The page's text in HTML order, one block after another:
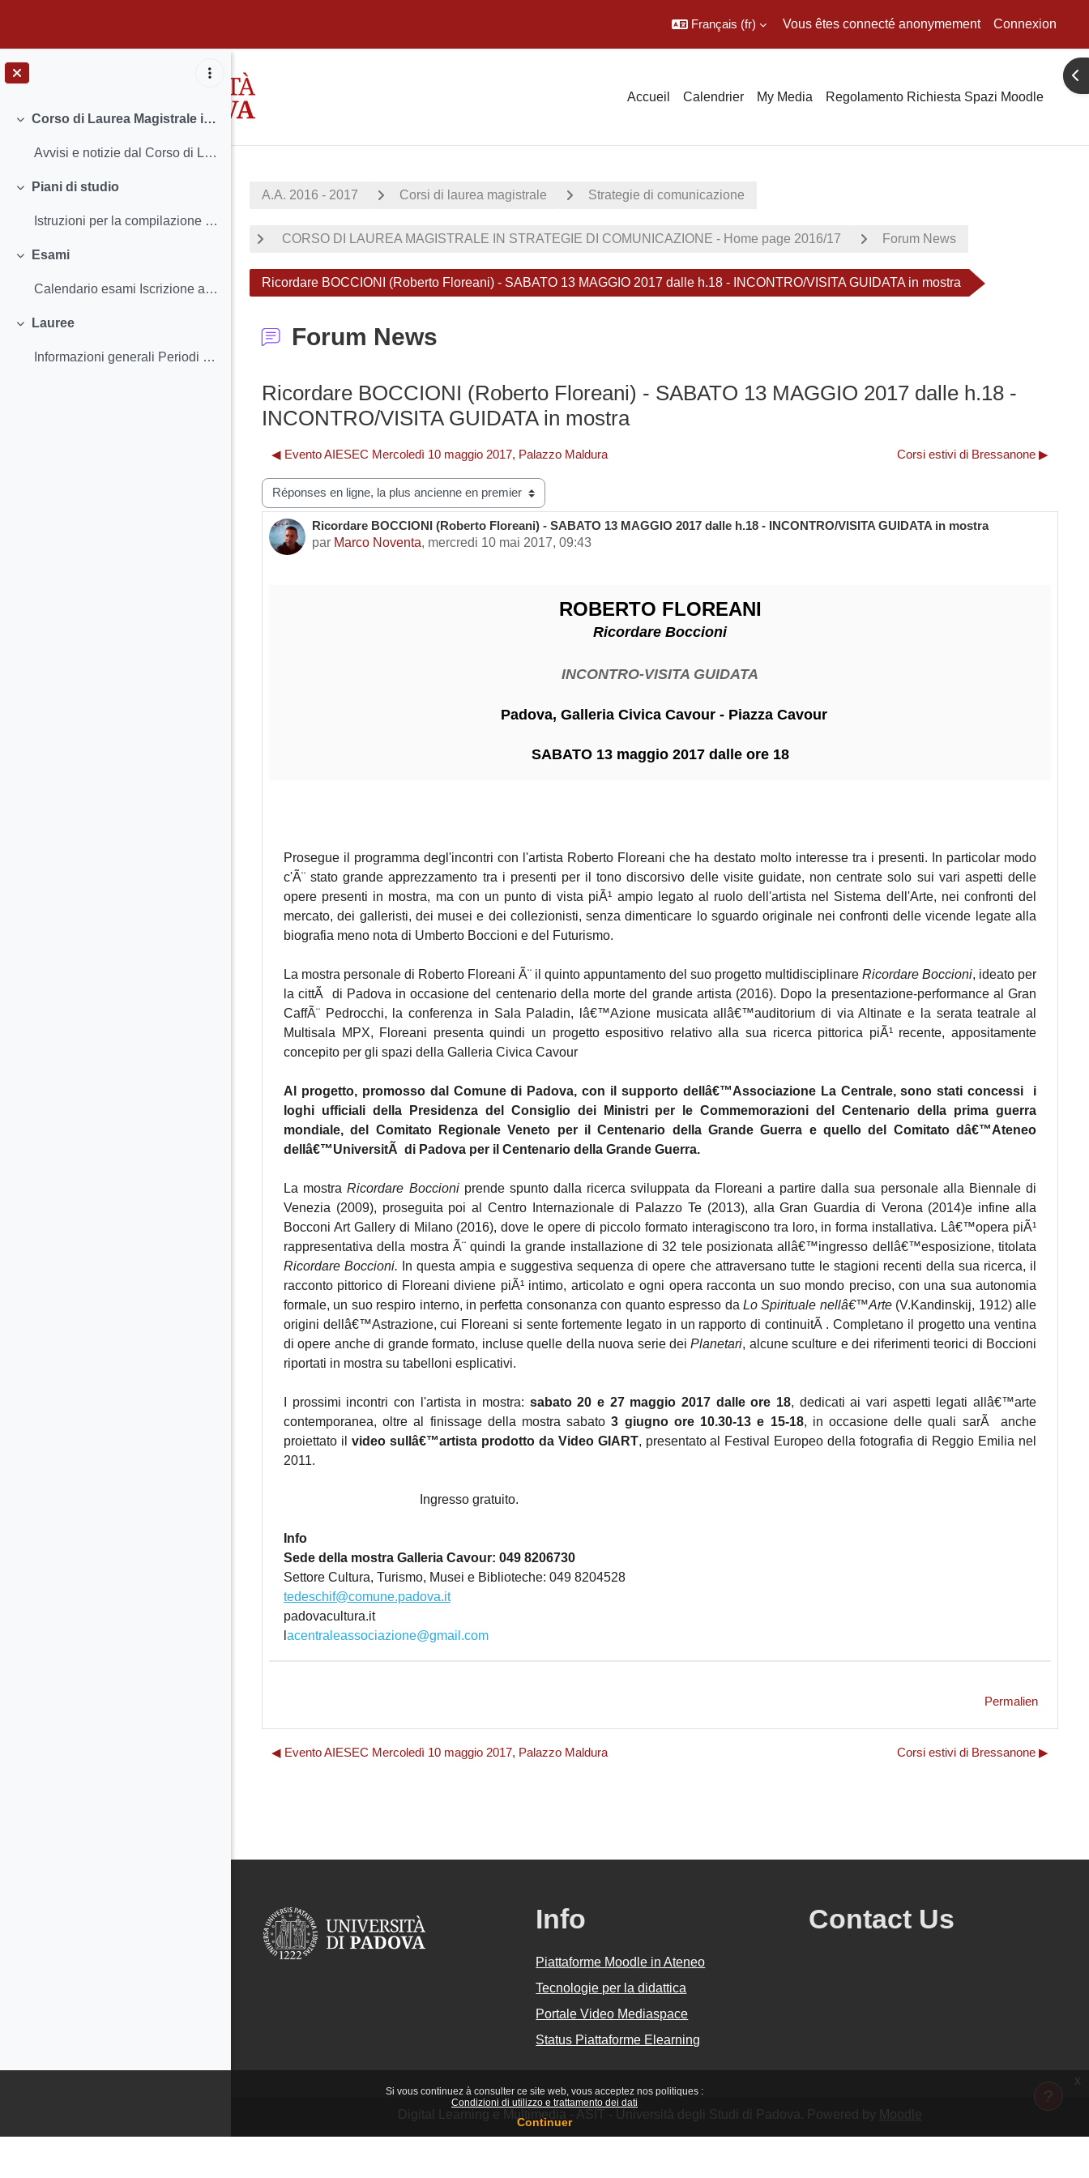
Si vous continuez à consulter ce site web, vous acceptez nos politiques :
Condizioni di utilizzo e trattamento dei dati
Continuer
x
Français ‎(fr)‎ Vous êtes connecté anonymement Connexion
Accueil Calendrier My Media Regolamento Richiesta Spazi Moodle
Replier
Corso di Laurea Magistrale in Strategie di Comunicazione
Avvisi e notizie dal Corso di Laurea Insegnamenti...
Replier
Piani di studio
Istruzioni per la compilazione e scadenze
Replier
Esami
Calendario esami Iscrizione agli esami e Registra...
Replier
Lauree
Informazioni generali Periodi e scadenze - Calend...
A.A. 2016 - 2017 Corsi di laurea magistrale Strategie di comunicazione
CORSO DI LAUREA MAGISTRALE IN STRATEGIE DI COMUNICAZIONE - Home page 2016/17 Forum News
Ricordare BOCCIONI (Roberto Floreani) - SABATO 13 MAGGIO 2017 dalle h.18 - INCONTRO/VISITA GUIDATA in mostra
Forum News
Ricordare BOCCIONI (Roberto Floreani) - SABATO 13 MAGGIO 2017 dalle h.18 -
INCONTRO/VISITA GUIDATA in mostra
◀︎ Evento AIESEC Mercoledì 10 maggio 2017, Palazzo Maldura Corsi estivi di Bressanone ▶︎
Type d’affichage
Ricordare BOCCIONI (Roberto Floreani) - SABATO 13 MAGGIO 2017 dalle h.18 - INCONTRO/VISITA GUIDATA in mostra
par Marco Noventa, mercredi 10 mai 2017, 09:43
Nombre de réponses : 0
ROBERTO FLOREANI
Ricordare Boccioni
INCONTRO-VISITA GUIDATA
Padova, Galleria Civica Cavour - Piazza Cavour
SABATO 13 maggio 2017 dalle ore 18
Prosegue il programma degl'incontri con l'artista Roberto Floreani che ha destato molto interesse tra i presenti. In particolar modo
c'Ã¨ stato grande apprezzamento tra i presenti per il tono discorsivo delle visite guidate, non centrate solo sui vari aspetti delle
opere presenti in mostra, ma con un punto di vista piÃ¹ ampio legato al ruolo dell'artista nel Sistema dell'Arte, nei confronti del
mercato, dei galleristi, dei musei e dei collezionisti, senza dimenticare lo sguardo originale nei confronti delle vicende legate alla
biografia meno nota di Umberto Boccioni e del Futurismo.
La mostra personale di Roberto Floreani Ã¨ il quinto appuntamento del suo progetto multidisciplinare Ricordare Boccioni, ideato per
la cittÃ di Padova in occasione del centenario della morte del grande artista (2016). Dopo la presentazione-performance al Gran
CaffÃ¨ Pedrocchi, la conferenza in Sala Paladin, lâ€™Azione musicata allâ€™auditorium di via Altinate e la serata teatrale al
Multisala MPX, Floreani presenta quindi un progetto espositivo relativo alla sua ricerca pittorica piÃ¹ recente, appositamente
concepito per gli spazi della Galleria Civica Cavour
Al progetto, promosso dal Comune di Padova, con il supporto dellâ€™Associazione La Centrale, sono stati concessi i
loghi ufficiali della Presidenza del Consiglio dei Ministri per le Commemorazioni del Centenario della prima guerra
mondiale, del Comitato Regionale Veneto per il Centenario della Grande Guerra e quello del Comitato dâ€™Ateneo
dellâ€™UniversitÃ di Padova per il Centenario della Grande Guerra.
La mostraRicordare Boccioni prende spunto dalla ricerca sviluppata da Floreani a partire dalla sua personale alla Biennale di
Venezia (2009), proseguita poi al Centro Internazionale di Palazzo Te (2013), alla Gran Guardia di Verona (2014)e infine alla
Bocconi Art Gallery di Milano (2016), dove le opere di piccolo formato interagiscono tra loro, in forma installativa. Lâ€™opera piÃ¹
rappresentativa della mostra Ã¨ quindi la grande installazione di 32 tele posizionata allâ€™ingresso dellâ€™esposizione, titolata
Ricordare Boccioni. In questa ampia e suggestiva sequenza di opere che attraversano tutte le stagioni recenti della sua ricerca, il
racconto pittorico di Floreani diviene piÃ¹ intimo, articolato e ogni opera racconta un suo mondo preciso, con una sua autonomia
formale, un suo respiro interno, in perfetta consonanza con quanto espresso da Lo Spirituale nellâ€™Arte(V.Kandinskij, 1912) alle
origini dellâ€™Astrazione, cui Floreani si sente fortemente legato in un rapporto di continuitÃ . Completano il progetto una ventina
di opere anche di grande formato, incluse quelle della nuova serie deiPlanetari, alcune sculture e dei riferimenti teorici di Boccioni
riportati in mostra su tabelloni esplicativi.
I prossimi incontri con l'artista in mostra: sabato 20 e 27 maggio 2017 dalle ore 18, dedicati ai vari aspetti legati allâ€™arte
contemporanea, oltre al finissage della mostra sabato3 giugno ore 10.30-13 e 15-18, in occasione delle quali sarÃ anche
proiettato il video sullâ€™artista prodotto da Video GIART, presentato al Festival Europeo della fotografia di Reggio Emilia nel
2011.
Ingresso gratuito.
Info
Sede della mostra Galleria Cavour: 049 8206730
Settore Cultura, Turismo, Musei e Biblioteche: 049 8204528
tedeschif@comune.padova.it
padovacultura.it
acentraleassociazione@gmail.com
Permalien
◀︎ Evento AIESEC Mercoledì 10 maggio 2017, Palazzo Maldura Corsi estivi di Bressanone ▶︎
Info
Piattaforme Moodle in Ateneo
Tecnologie per la didattica
Portale Video Mediaspace
Status Piattaforme Elearning
Contact Us
Digital Learning e Multimedia - ASIT - Università degli Studi di Padova. Powered by Moodle